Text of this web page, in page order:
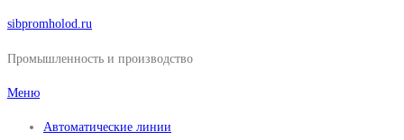
Перейти
содержимому
sibpromholod.ru
Промышленность и производство
Меню
Автоматические линии